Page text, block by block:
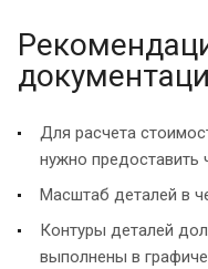
Для расчета
нужно предоставить
Масштаб деталей в
Контуры деталей
выполнены в